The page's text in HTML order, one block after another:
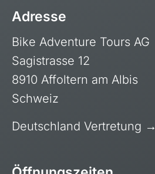
Adresse
Bike Adventure Tours AG
Sagistrasse 12
8910 Affoltern am Albis
Schweiz
Deutschland Vertretung →